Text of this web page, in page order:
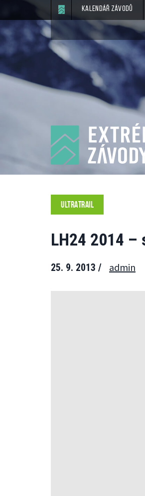
Kalendář závodů
ULTRATRAIL
LH24 2014
25. 9. 2013 / admin